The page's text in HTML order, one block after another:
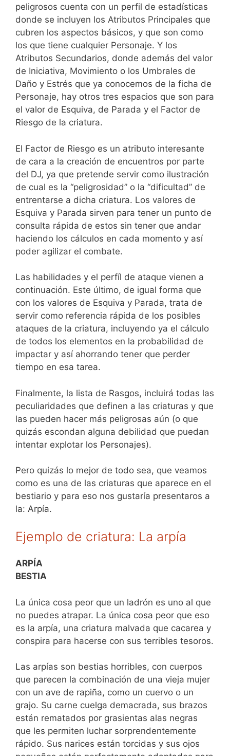
peligrosos cuenta con un perfil de estadísticas
donde se incluyen los Atributos Principales que
cubren los aspectos básicos, y que son como
los que tiene cualquier Personaje. Y los
Atributos Secundarios, donde además del valor
de Iniciativa, Movimiento o los Umbrales de
Daño y Estrés que ya conocemos de la ficha de
Personaje, hay otros tres espacios que son para
el valor de Esquiva, de Parada y el Factor de
Riesgo de la criatura.
El Factor de Riesgo es un atributo interesante
de cara a la creación de encuentros por parte
del DJ, ya que pretende servir como ilustración
de cual es la “peligrosidad” o la “dificultad” de
entrentarse a dicha criatura. Los valores de
Esquiva y Parada sirven para tener un punto de
consulta rápida de estos sin tener que andar
haciendo los cálculos en cada momento y así
poder agilizar el combate.
Las habilidades y el perfíl de ataque vienen a
continuación. Este último, de igual forma que
con los valores de Esquiva y Parada, trata de
servir como referencia rápida de los posibles
ataques de la criatura, incluyendo ya el cálculo
de todos los elementos en la probabilidad de
impactar y así ahorrando tener que perder
tiempo en esa tarea.
Finalmente, la lista de Rasgos, incluirá todas las
peculiaridades que definen a las criaturas y que
las pueden hacer más peligrosas aún (o que
quizás escondan alguna debilidad que puedan
intentar explotar los Personajes).
Pero quizás lo mejor de todo sea, que veamos
como es una de las criaturas que aparece en el
bestiario y para eso nos gustaría presentaros a
la: Arpía.
Ejemplo de criatura: La arpía
ARPÍA
BESTIA
La única cosa peor que un ladrón es uno al que
no puedes atrapar. La única cosa peor que eso
es la arpía, una criatura malvada que cacarea y
conspira para hacerse con sus terribles tesoros.
Las arpías son bestias horribles, con cuerpos
que parecen la combinación de una vieja mujer
con un ave de rapiña, como un cuervo o un
grajo. Su carne cuelga demacrada, sus brazos
están rematados por grasientas alas negras
que les permiten luchar sorprendentemente
rápido. Sus narices están torcidas y sus ojos